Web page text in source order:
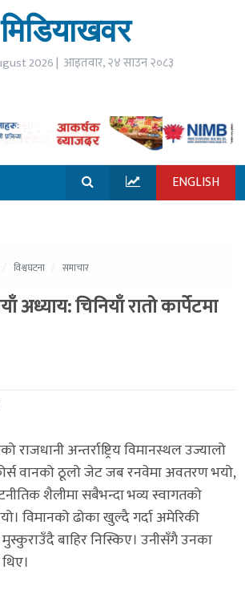
मिडियाखवर
2026 | आइतवार, २४ साउन २०८३
ENGLISH
विश्वघटना समाचार
अध्याय: चिनियाँ रातो कार्पेटमा
अन्तर्राष्ट्रिय विमानस्थल उज्यालो
वानको ठूलो जेट जब रनवेमा अवतरण भयो,
शैलीमा सबैभन्दा भव्य स्वागतको
विमानको ढोका खुल्दै गर्दा अमेरिकी
मुस्कुराउँदै बाहिर निस्किए। उनीसँगै उनका